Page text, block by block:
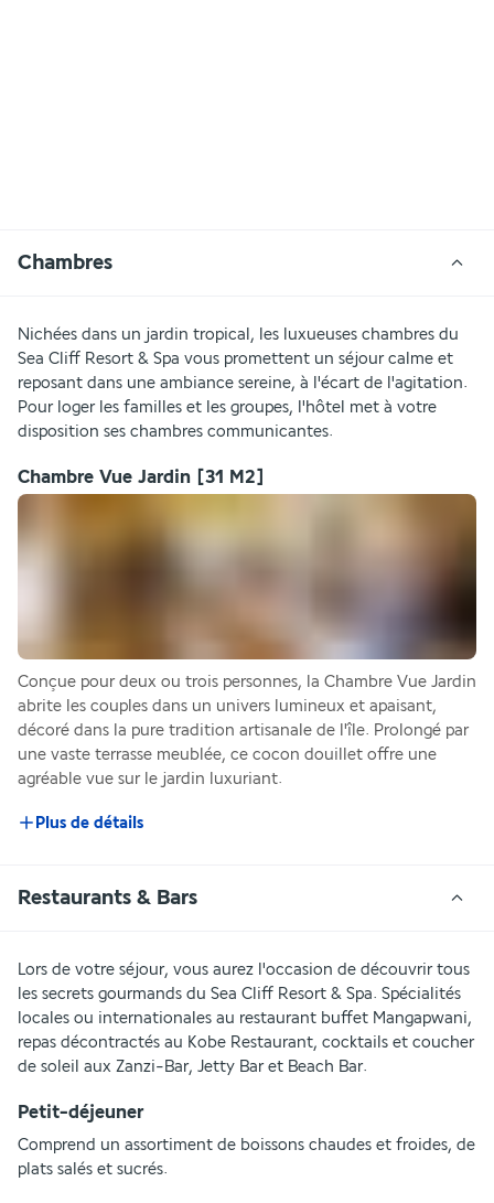
Chambres
Nichées dans un jardin tropical, les luxueuses chambres du
Sea Cliff Resort & Spa vous promettent un séjour calme et
reposant dans une ambiance sereine, à l'écart de l'agitation.
Pour loger les familles et les groupes, l'hôtel met à votre
disposition ses chambres communicantes.
Chambre Vue Jardin [31 M2]
Conçue pour deux ou trois personnes, la Chambre Vue Jardin
abrite les couples dans un univers lumineux et apaisant,
décoré dans la pure tradition artisanale de l'île. Prolongé par
une vaste terrasse meublée, ce cocon douillet offre une
agréable vue sur le jardin luxuriant.
Plus de détails
Restaurants & Bars
Lors de votre séjour, vous aurez l'occasion de découvrir tous
les secrets gourmands du Sea Cliff Resort & Spa. Spécialités
locales ou internationales au restaurant buffet Mangapwani,
repas décontractés au Kobe Restaurant, cocktails et coucher
de soleil aux Zanzi-Bar, Jetty Bar et Beach Bar.
Petit-déjeuner
Comprend un assortiment de boissons chaudes et froides, de
plats salés et sucrés.